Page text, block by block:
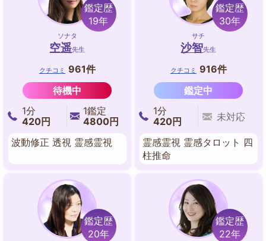
鑑定歴
19年
ソナタ
空遥先生
クチコミ 961件
待機中
1分
420円
1鑑定
4800円
波動修正 透視 霊感霊視
鑑定歴
30年
サチ
沙智先生
クチコミ 916件
鑑定中
1分
420円
未対応
霊感霊視 霊感タロット 四
柱推命
鑑定歴
20年
鑑定歴
22年